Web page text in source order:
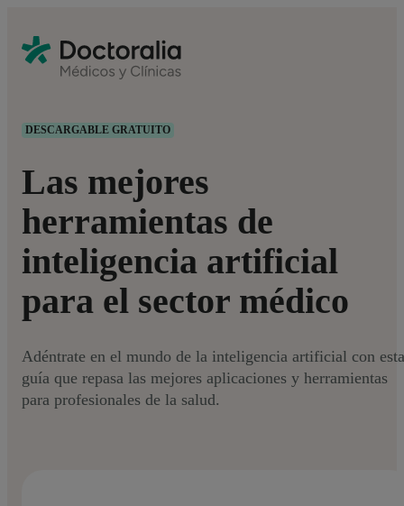
DESCARGABLE GRATUITO
Las mejores
herramientas de
inteligencia artificial
para el sector médico
Adéntrate en el mundo de la inteligencia artificial con esta
guía que repasa las mejores aplicaciones y herramientas
para profesionales de la salud.